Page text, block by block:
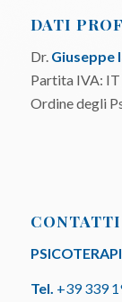
DATI
Dr. Giuseppe
Partita IVA:
Ordine degli
CONTATTI
Tel. +39 339